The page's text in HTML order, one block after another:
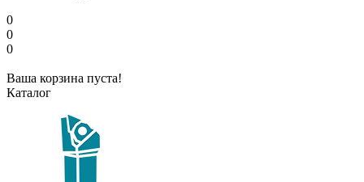
0
0
0
Ваша корзина пуста!
Каталог